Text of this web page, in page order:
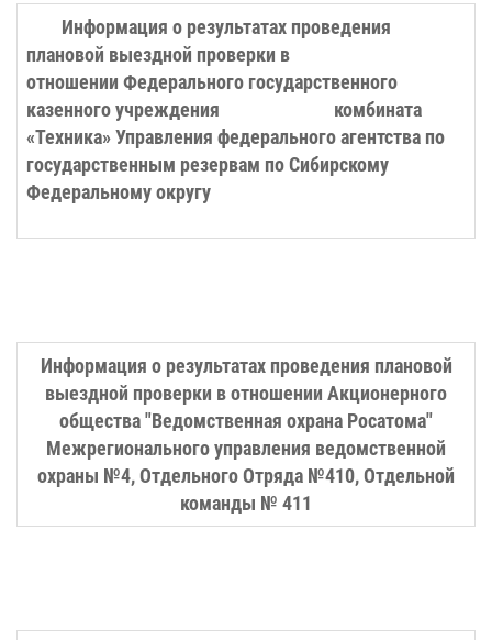
Информация о результатах проведения
плановой выездной проверки в
отношении Федерального государственного
казенного учреждения комбината
«Техника» Управления федерального агентства по
государственным резервам по Сибирскому
Федеральному округу
Информация о результатах проведения плановой
выездной проверки в отношении Акционерного
общества "Ведомственная охрана Росатома"
Межрегионального управления ведомственной
охраны №4, Отдельного Отряда №410, Отдельной
команды № 411